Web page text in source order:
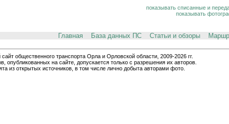
показывать списанные и
показывать
Главная База данных ПС Статьи и обзоры
транспорта Орла и Орловской области, 2009-2026 гг.
на сайте, допускается только с разрешения их авторов.
из открытых источников, в том числе лично добыта авторами фото.